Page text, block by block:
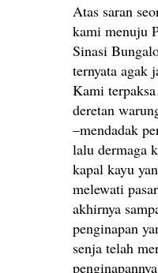
Atas saran
kami menuju
Sinasi
ternyata agak
Kami
deretan
–mendadak
lalu dermaga
kapal kayu
melewati
akhirnya
penginapan
senja telah